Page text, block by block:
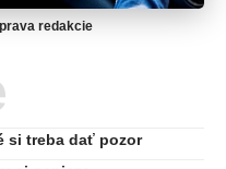
redakcie
si treba dať pozor